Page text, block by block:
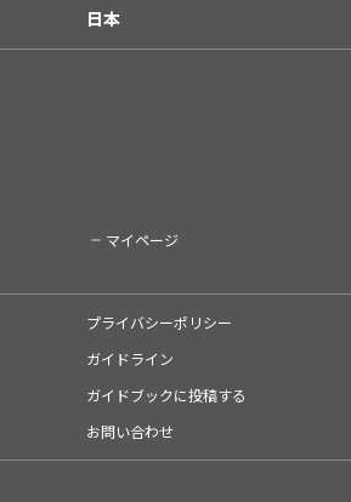
日本
マイページ
プライバシーポリシー
ガイドライン
ガイドブックに投稿する
お問い合わせ